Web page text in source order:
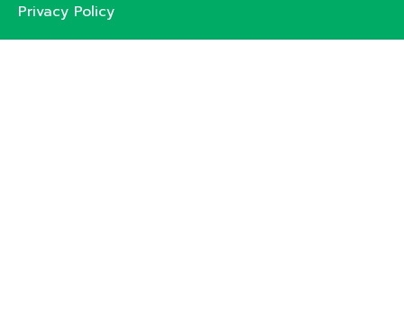
Privacy Policy